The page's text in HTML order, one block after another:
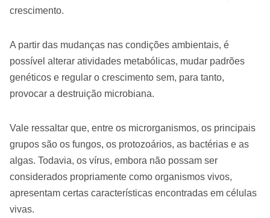
crescimento.
A partir das mudanças nas condições ambientais, é
possível alterar atividades metabólicas, mudar padrões
genéticos e regular o crescimento sem, para tanto,
provocar a destruição microbiana.
Vale ressaltar que, entre os microrganismos, os principais
grupos são os fungos, os protozoários, as bactérias e as
algas. Todavia, os vírus, embora não possam ser
considerados propriamente como organismos vivos,
apresentam certas características encontradas em células
vivas.